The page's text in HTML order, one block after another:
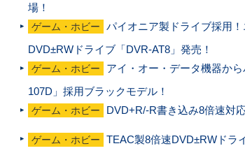
場！
ゲーム・ホビー
パイオニア製ドライブ採用
DVD±RWドライブ「DVR-AT8」発売！
ゲーム・ホビー
アイ・オー・データ機器か
107D」採用ブラックモデル！
ゲーム・ホビー DVD+R/-R書き込み8倍速対
ゲーム・ホビー TEAC製8倍速DVD±RWドラ